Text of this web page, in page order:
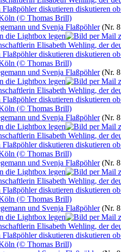
und Svenja Flaßpöhler(Nr.
und Svenja Flaßpöhler(Nr.
und Svenja Flaßpöhler(Nr.
und Svenja Flaßpöhler(Nr.
und Svenja Flaßpöhler(Nr.